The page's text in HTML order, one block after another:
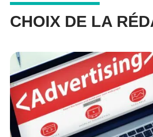
CHOIX DE LA